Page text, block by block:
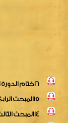
16ختام الدورة المباركة عقيدة الإمام الرباني محمد ناصر الدين الألباني
15المبحث الرابع عشر: عقيدة العلامة الألباني في الإيمان والرد على من رماه بالإرجاء
14المبحث الثالث عشر: عقيدة العلامة الألباني في دار الإسلام والكفر وتحذيره من التفجيرات